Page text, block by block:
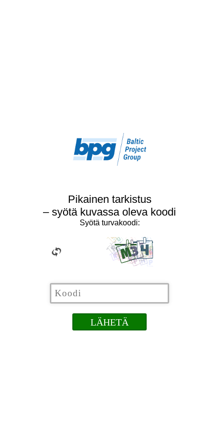
Pikainen tarkistus
– syötä kuvassa oleva koodi
Syötä turvakoodi: